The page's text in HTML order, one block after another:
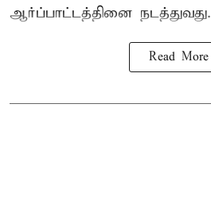
ஆர்ப்பாட்டத்தினை நடத்துவது.
Read More